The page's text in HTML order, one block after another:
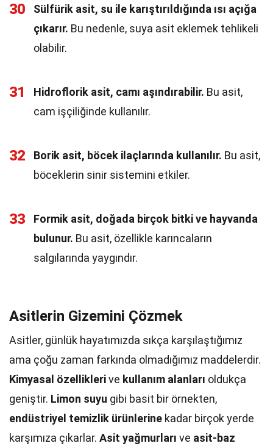
30
Sülfürik asit, su ile karıştırıldığında ısı açığa
çıkarır. Bu nedenle, suya asit eklemek tehlikeli
olabilir.
31 Hidroflorik asit, camı aşındırabilir. Bu asit,
cam işçiliğinde kullanılır.
32 Borik asit, böcek ilaçlarında kullanılır. Bu asit,
böceklerin sinir sistemini etkiler.
33
Formik asit, doğada birçok bitki ve hayvanda
bulunur. Bu asit, özellikle karıncaların
salgılarında yaygındır.
Asitlerin Gizemini Çözmek
Asitler, günlük hayatımızda sıkça karşılaştığımız
ama çoğu zaman farkında olmadığımız maddelerdir.
Kimyasal özelliklerive kullanım alanları oldukça
geniştir. Limon suyu gibi basit bir örnekten,
endüstriyel temizlik ürünlerine kadar birçok yerde
karşımıza çıkarlar. Asit yağmurları ve asit-baz